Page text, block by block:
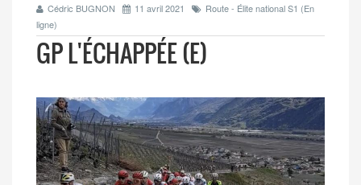
Cédric BUGNON 11 avril 2021
Route - Élite national S1 (En
ligne)
GP L'ÉCHAPPÉE (E)